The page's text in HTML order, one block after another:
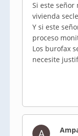
Si este señor
vivienda
Y si este
proceso
Los burofax
necesite